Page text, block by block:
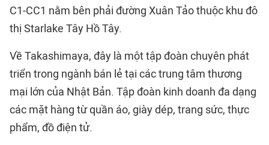
C1-CC1 nằm bên phải đường Xuân Tảo thuộc khu đô
thị Starlake Tây Hồ Tây.
Về Takashimaya, đây là một tập đoàn chuyên phát
triển trong ngành bán lẻ tại các trung tâm thương
mại lớn của Nhật Bản. Tập đoàn kinh doanh đa dạng
các mặt hàng từ quần áo, giày dép, trang sức, thực
phẩm, đồ điện tử.